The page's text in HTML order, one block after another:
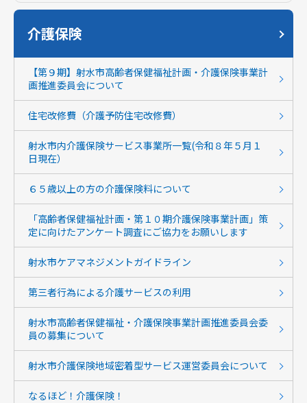
介護保険
【第９期】射水市高齢者保健福祉計画・介護保険事業計
画推進委員会について
住宅改修費（介護予防住宅改修費）
射水市内介護保険サービス事業所一覧(令和８年５月１
日現在）
６５歳以上の方の介護保険料について
「高齢者保健福祉計画・第１０期介護保険事業計画」策
定に向けたアンケート調査にご協力をお願いします
射水市ケアマネジメントガイドライン
第三者行為による介護サービスの利用
射水市高齢者保健福祉・介護保険事業計画推進委員会委
員の募集について
射水市介護保険地域密着型サービス運営委員会について
なるほど！介護保険！